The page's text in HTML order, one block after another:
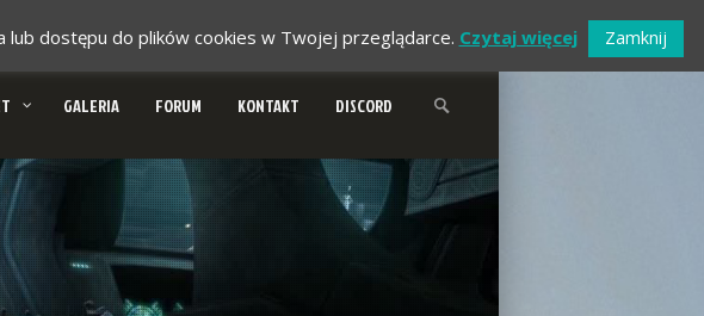
GALERIA FORUM KONTAKT DISCORD
lub dostępu do plików cookies w Twojej przeglądarce. Czytaj więcej Zamknij